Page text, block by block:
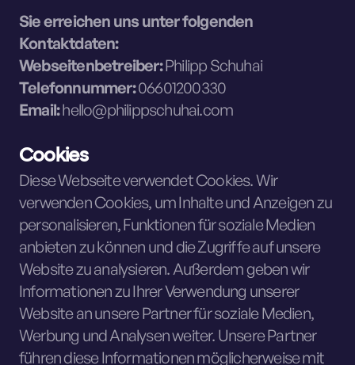
Sie erreichen uns unter folgenden
Kontaktdaten:
Webseitenbetreiber:Philipp Schuhai
Telefonnummer:06601200330
Email:hello@philippschuhai.com
Cookies
Diese Webseite verwendet Cookies. Wir
verwenden Cookies, um Inhalte und Anzeigen zu
personalisieren, Funktionen für soziale Medien
anbieten zu können und die Zugriffe auf unsere
Website zu analysieren. Außerdem geben wir
Informationen zu Ihrer Verwendung unserer
Website an unsere Partner für soziale Medien,
Werbung und Analysen weiter. Unsere Partner
führen diese Informationen möglicherweise mit